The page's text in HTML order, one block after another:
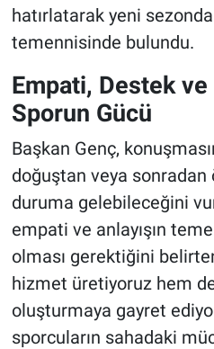
hatırlatarak yeni
temennisinde bulundu.
Empati, Destek
Sporun Gücü
Başkan Genç,
doğuştan veya
duruma gelebileceğini
empati ve anlayışın
olması gerektiğini
hizmet üretiyoruz hem
oluşturmaya gayret
sporcuların sahadaki